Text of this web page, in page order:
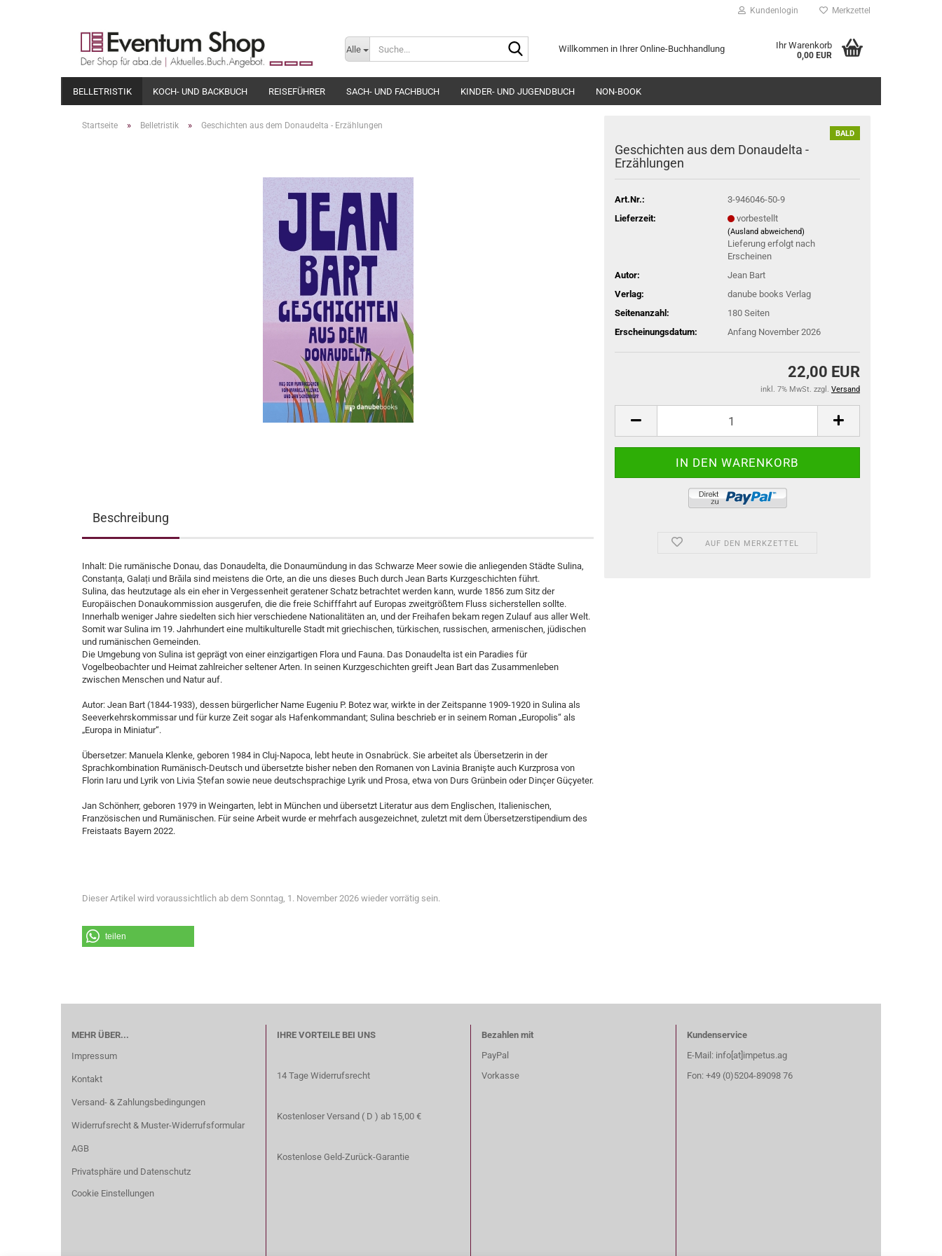
Kundenlogin
Konto erstellen
Passwort vergessen?
Merkzettel
Alle Willkommen in Ihrer Online-Buchhandlung Ihr Warenkorb
0,00 EUR
BELLETRISTIK KOCH- UND BACKBUCH REISEFÜHRER SACH- UND FACHBUCH KINDER- UND JUGENDBUCH NON-BOOK
Startseite » Belletristik » Geschichten aus dem Donaudelta - Erzählungen
BALD
Geschichten aus dem Donaudelta -
Erzählungen
Art.Nr.:
3-946046-50-9
Lieferzeit:
vorbestellt
(Ausland abweichend)
Lieferung erfolgt nach
Erscheinen
Autor:
Jean Bart
Verlag:
danube books Verlag
Seitenanzahl:
180 Seiten
Erscheinungsdatum:
Anfang November 2026
22,00 EUR
inkl. 7% MwSt. zzgl. Versand
AUF DEN MERKZETTEL
Beschreibung
Inhalt: Die rumänische Donau, das Donaudelta, die Donaumündung in das Schwarze Meer sowie die anliegenden Städte Sulina,
Constanța, Galați und Brăila sind meistens die Orte, an die uns dieses Buch durch Jean Barts Kurzgeschichten führt.
Sulina, das heutzutage als ein eher in Vergessenheit geratener Schatz betrachtet werden kann, wurde 1856 zum Sitz der
Europäischen Donaukommission ausgerufen, die die freie Schifffahrt auf Europas zweitgrößtem Fluss sicherstellen sollte.
Innerhalb weniger Jahre siedelten sich hier verschiedene Nationalitäten an, und der Freihafen bekam regen Zulauf aus aller Welt.
Somit war Sulina im 19. Jahrhundert eine multikulturelle Stadt mit griechischen, türkischen, russischen, armenischen, jüdischen
und rumänischen Gemeinden.
Die Umgebung von Sulina ist geprägt von einer einzigartigen Flora und Fauna. Das Donaudelta ist ein Paradies für
Vogelbeobachter und Heimat zahlreicher seltener Arten. In seinen Kurzgeschichten greift Jean Bart das Zusammenleben
zwischen Menschen und Natur auf.
Autor: Jean Bart (1844-1933), dessen bürgerlicher Name Eugeniu P. Botez war, wirkte in der Zeitspanne 1909-1920 in Sulina als
Seeverkehrskommissar und für kurze Zeit sogar als Hafenkommandant; Sulina beschrieb er in seinem Roman „Europolis“ als
„Europa in Miniatur“.
Übersetzer: Manuela Klenke, geboren 1984 in Cluj-Napoca, lebt heute in Osnabrück. Sie arbeitet als Übersetzerin in der
Sprachkombination Rumänisch-Deutsch und übersetzte bisher neben den Romanen von Lavinia Branişte auch Kurzprosa von
Florin Iaru und Lyrik von Livia Ștefan sowie neue deutschsprachige Lyrik und Prosa, etwa von Durs Grünbein oder Dinçer Güçyeter.
Jan Schönherr, geboren 1979 in Weingarten, lebt in München und übersetzt Literatur aus dem Englischen, Italienischen,
Französischen und Rumänischen. Für seine Arbeit wurde er mehrfach ausgezeichnet, zuletzt mit dem Übersetzerstipendium des
Freistaats Bayern 2022.
Dieser Artikel wird voraussichtlich ab dem Sonntag, 1. November 2026 wieder vorrätig sein.
teilen
MEHR ÜBER...
Impressum
Kontakt
Versand- & Zahlungsbedingungen
Widerrufsrecht & Muster-Widerrufsformular
AGB
Privatsphäre und Datenschutz
Cookie Einstellungen
IHRE VORTEILE BEI UNS
14 Tage Widerrufsrecht
Kostenloser Versand ( D ) ab 15,00 €
Kostenlose Geld-Zurück-Garantie
Bezahlen mit
PayPal
Vorkasse
Kundenservice
E-Mail: info[at]impetus.ag
Fon: +49 (0)5204-89098 76​